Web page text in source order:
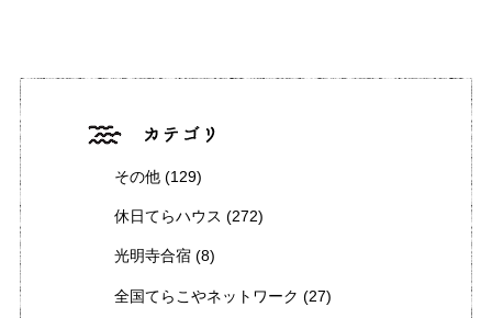
その他(129)
休日てらハウス (272)
光明寺合宿(8)
全国てらこやネットワーク (27)